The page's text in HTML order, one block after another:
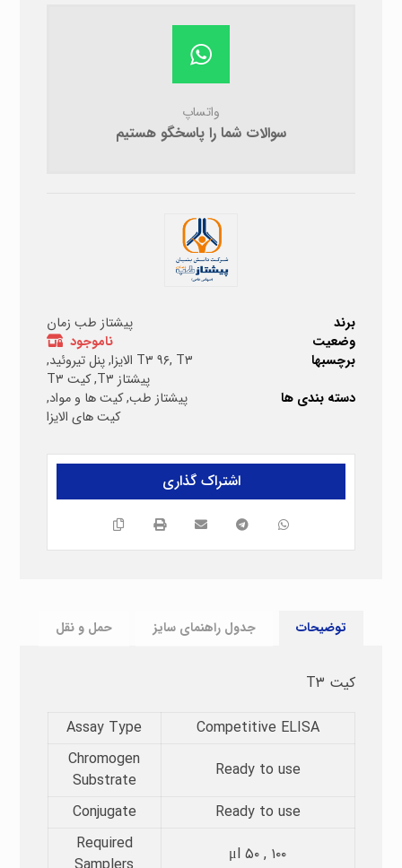
واتساپ
سوالات شما را پاسخگو هستیم
برند
پیشتاز طب زمان
وضعیت
ناموجود
برچسبها
T۳ ۹۶, T۳ الایزا ,پنل تیروئید,
پیشتاز T۳
,کیت T۳
دسته بندی ها
پیشتاز طب,کیت ها و مواد,
کیت های الایزا
توضیحات جدول راهنمای سایز حمل و نقل
کیت T۳
Competitive ELISA
Assay Type​
Ready to use
Chromogen
Substrate​
Ready to use
Conjugate
μl ۵۰ , ۱۰۰
Required